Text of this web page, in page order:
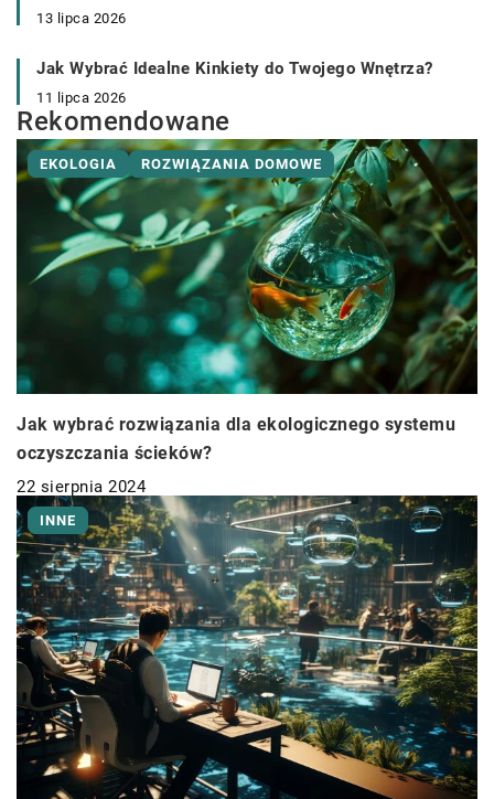
13 lipca 2026
Jak Wybrać Idealne Kinkiety do Twojego Wnętrza?
11 lipca 2026
Rekomendowane
EKOLOGIA ROZWIĄZANIA DOMOWE
Jak wybrać rozwiązania dla ekologicznego systemu
oczyszczania ścieków?
22 sierpnia 2024
INNE